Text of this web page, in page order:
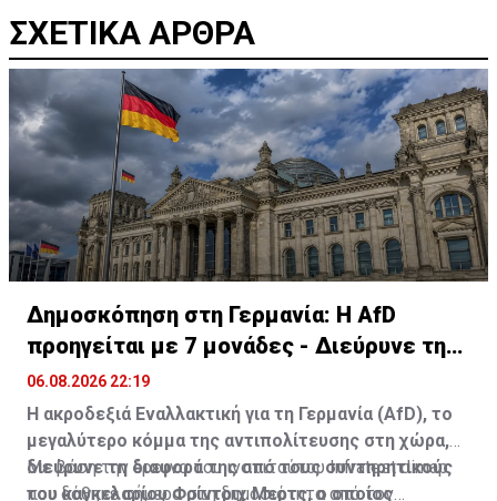
ΣΧΕΤΙΚΑ ΑΡΘΡΑ
Δημοσκόπηση στη Γερμανία: Η AfD
προηγείται με 7 μονάδες - Διεύρυνε τη
διαφορά
06.08.2026 22:19
Η ακροδεξιά Εναλλακτική για τη Γερμανία (AfD), το
μεγαλύτερο κόμμα της αντιπολίτευσης στη χώρα,
διεύρυνε τη διαφορά της από τους συντηρητικούς
του καγκελαρίου Φρίντριχ Μερτς, ο οποίος
Με βάση την έρευνα του ινστιτούτου Infratest dimap
που δόθηκε σήμερα στη δημοσιότητα από τον